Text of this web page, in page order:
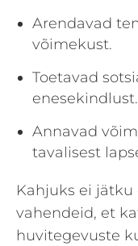
Arendavad
võimekust.
Toetavad
enesekindlust.
Annavad
tavalisest
Kahjuks ei
vahendeid, et
huvitegevuste